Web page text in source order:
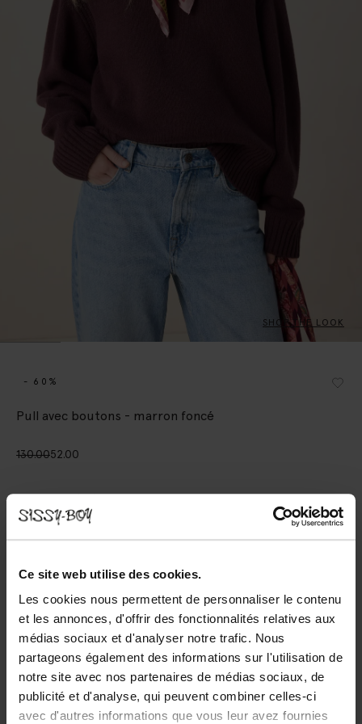
Ce site web utilise des cookies.
Les cookies nous permettent de personnaliser le contenu
et les annonces, d'offrir des fonctionnalités relatives aux
médias sociaux et d'analyser notre trafic. Nous
partageons également des informations sur l'utilisation de
notre site avec nos partenaires de médias sociaux, de
publicité et d'analyse, qui peuvent combiner celles-ci
avec d'autres informations que vous leur avez fournies
SHOP THE LOOK
- 60%
Pull avec boutons - marron foncé
130.0052.00
Choisissez votre taille
M
Délai de rétractation de 14 jours
DESCRIPTION